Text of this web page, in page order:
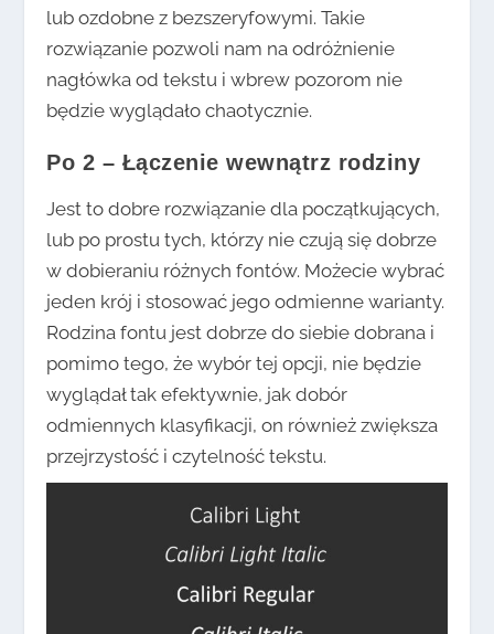
lub ozdobne z bezszeryfowymi. Takie
rozwiązanie pozwoli nam na odróżnienie
nagłówka od tekstu i wbrew pozorom nie
będzie wyglądało chaotycznie.
Po 2 – Łączenie wewnątrz rodziny
Jest to dobre rozwiązanie dla początkujących,
lub po prostu tych, którzy nie czują się dobrze
w dobieraniu różnych fontów. Możecie wybrać
jeden krój i stosować jego odmienne warianty.
Rodzina fontu jest dobrze do siebie dobrana i
pomimo tego, że wybór tej opcji, nie będzie
wyglądał tak efektywnie, jak dobór
odmiennych klasyfikacji, on również zwiększa
przejrzystość i czytelność tekstu.